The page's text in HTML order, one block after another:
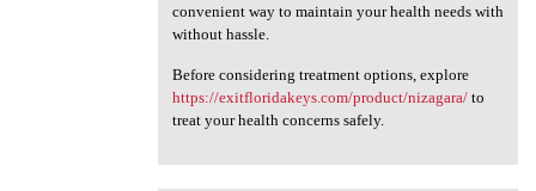
convenient way to maintain your health needs with
without hassle.
Before considering treatment options, explore
https://exitfloridakeys.com/product/nizagara/to
treat your health concerns safely.